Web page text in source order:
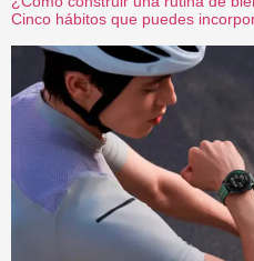
Cinco hábitos que puedes